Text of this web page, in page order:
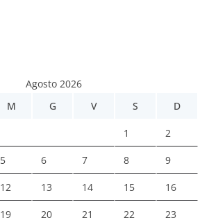
Agosto 2026
M G V S D
1 2
5 6 7 8 9
12 13 14 15 16
19 20 21 22 23